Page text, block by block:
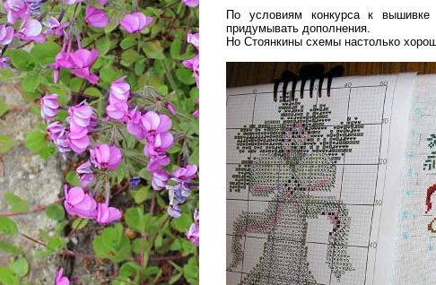
По условиям конкурса к вышивке
придумывать дополнения.
Но Стоянкины схемы настолько